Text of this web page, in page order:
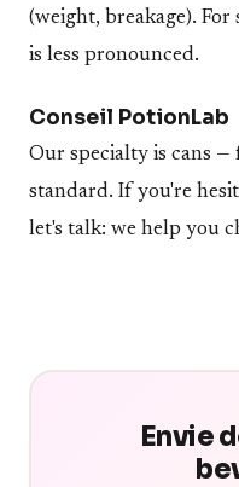
(weight, breakage).
is less pronounced.
Conseil PotionLab
Our specialty is cans
standard. If you're
let's talk: we help you
Envie